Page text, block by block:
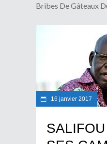
Bribes De Gâteaux
16 janvier 2017